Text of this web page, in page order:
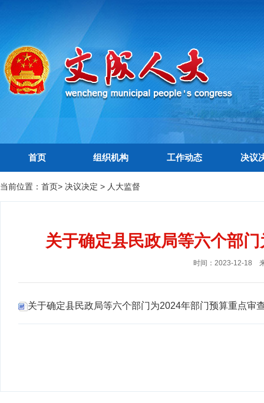
首页 组织机构 工作动态 决议
当前位置： 首页> 决议决定 > 人大监督
关于确定县民政局等六个部
时间：2023-12-18
关于确定县民政局等六个部门为2024年部门预算重点审